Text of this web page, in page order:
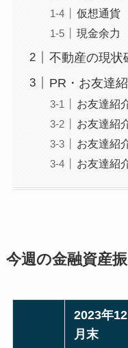
仮想通貨
現金余力
不動産の現
PR・お友達
お友達紹
お友達
お友達紹
お友達紹
今週の金融資産
2023年12
月末